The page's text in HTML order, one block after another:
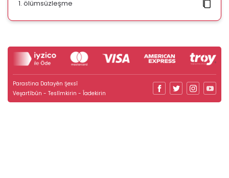
ölümsüzleşme
Parastina Datayên Şexsî
Veşartîbûn - Teslîmkirin - Îadekirin